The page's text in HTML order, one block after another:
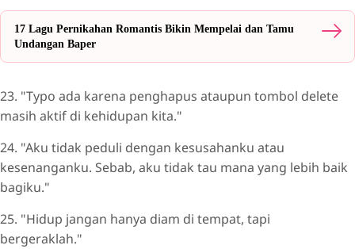
17 Lagu Pernikahan Romantis Bikin Mempelai dan Tamu
Undangan Baper
23. "Typo ada karena penghapus ataupun tombol delete
masih aktif di kehidupan kita."
24. "Aku tidak peduli dengan kesusahanku atau
kesenanganku. Sebab, aku tidak tau mana yang lebih baik
bagiku."
25. "Hidup jangan hanya diam di tempat, tapi
bergeraklah."